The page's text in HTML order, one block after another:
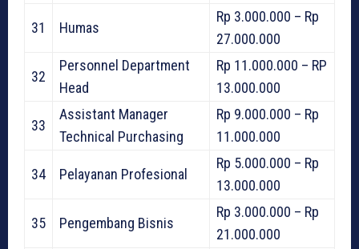
31 Humas
Rp 3.000.000 – Rp
27.000.000
32
Personnel Department
Head
Rp 11.000.000 – RP
13.000.000
33
Assistant Manager
Technical Purchasing
Rp 9.000.000 – Rp
11.000.000
34 Pelayanan Profesional
Rp 5.000.000 – Rp
13.000.000
35 Pengembang Bisnis
Rp 3.000.000 – Rp
21.000.000